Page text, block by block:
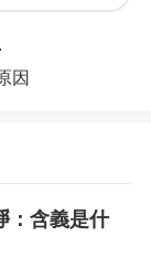
因
：含義是什